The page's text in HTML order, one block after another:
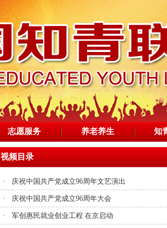
志愿服务 养老养生 知
视频目录
· 庆祝中国共产党成立96周年文艺演出
· 庆祝中国共产党成立96周年大会
· 军创惠民就业创业工程 在京启动